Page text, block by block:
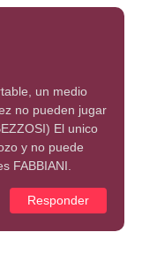
un medio
no pueden jugar
El unico
y no puede
FABBIANI.
Responder